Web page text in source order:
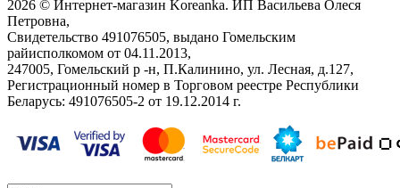
2026 © Интернет-магазин Koreanka. ИП Васильева Олеся
Петровна,
Свидетельство ‎491076505, выдано Гомельским
райисполкомом от 04.11.2013,
247005, Гомельский р -н, П.Калинино, ул. Лесная, д.127,
Регистрационный номер в Торговом реестре Республики
Беларусь: ‎491076505-2 от 19.12.2014 г.